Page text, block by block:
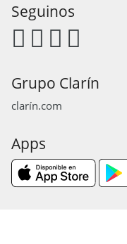
Seguinos
Grupo Clarín
clarín.com
Apps